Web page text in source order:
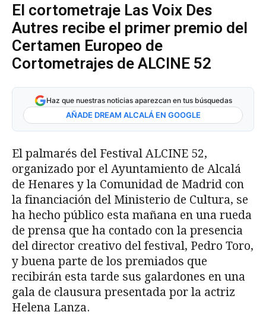
El cortometraje Las Voix Des
Autres recibe el primer premio del
Certamen Europeo de
Cortometrajes de ALCINE 52
Haz que nuestras noticias aparezcan en tus búsquedas
AÑADE DREAM ALCALÁ EN GOOGLE
El palmarés del Festival ALCINE 52,
organizado por el Ayuntamiento de Alcalá
de Henares y la Comunidad de Madrid con
la financiación del Ministerio de Cultura, se
ha hecho público esta mañana en una rueda
de prensa que ha contado con la presencia
del director creativo del festival, Pedro Toro,
y buena parte de los premiados que
recibirán esta tarde sus galardones en una
gala de clausura presentada por la actriz
Helena Lanza.